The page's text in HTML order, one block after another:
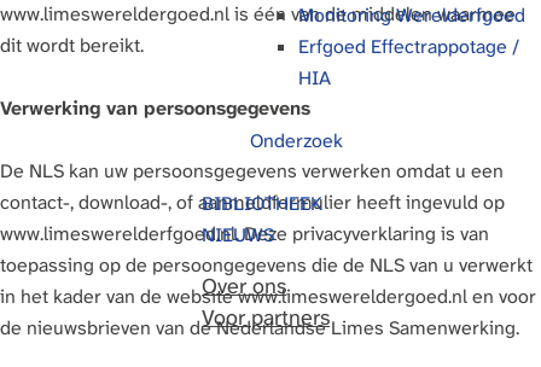
e
Monitoring Werelderfgoed
Erfgoed Effectrappotage /
HIA
Onderzoek
BIBLIOTHEEK
NIEUWS
Over ons
Voor partners
www.limeswereldergoed.nl is één van de middelen waarmee
dit wordt bereikt.
Verwerking van persoonsgegevens
De NLS kan uw persoonsgegevens verwerken omdat u een
contact-, download-, of aanmeldformulier heeft ingevuld op
www.limeswerelderfgoed.nl. Deze privacyverklaring is van
toepassing op de persoongegevens die de NLS van u verwerkt
in het kader van de website www.limeswereldergoed.nl en voor
de nieuwsbrieven van de Nederlandse Limes Samenwerking.